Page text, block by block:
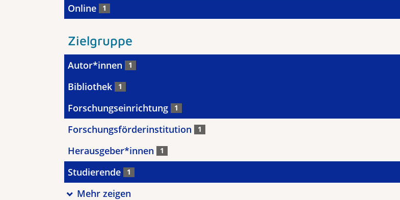
Online 1
Zielgruppe
Autor*innen 1
Bibliothek 1
Forschungseinrichtung 1
Forschungsförderinstitution 1
Herausgeber*innen 1
Studierende 1
Mehr zeigen